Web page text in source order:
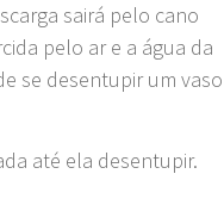
sairá pelo cano
pelo ar e a água da
se desentupir um vaso
até ela desentupir.